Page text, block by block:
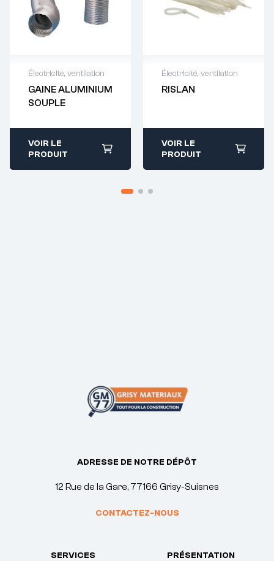
Électricité, ventilation
GAINE ALUMINIUM
SOUPLE
Demande de
devis : 01 64 88
VOIR LE
PRODUIT
Électricité, ventilation
RISLAN
Demande de
VOIR LE
PRODUIT
ADRESSE DE NOTRE DÉPÔT
12 Rue de la Gare, 77166 Grisy-Suisnes
CONTACTEZ-NOUS
SERVICES PRÉSENTATION